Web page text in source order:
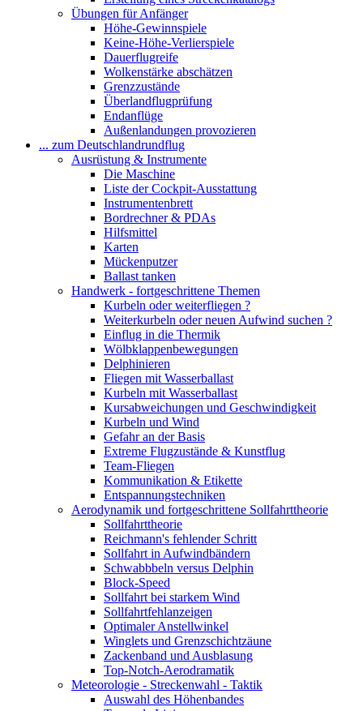
Übungen für Anfänger
Höhe-Gewinnspiele
Keine-Höhe-Verlierspiele
Dauerflugreife
Wolkenstärke abschätzen
Grenzzustände
Überlandflugprüfung
Endanflüge
Außenlandungen provozieren
... zum Deutschlandrundflug
Ausrüstung & Instrumente
Die Maschine
Liste der Cockpit-Ausstattung
Instrumentenbrett
Bordrechner & PDAs
Hilfsmittel
Karten
Mückenputzer
Ballast tanken
Handwerk - fortgeschrittene Themen
Kurbeln oder weiterfliegen ?
Weiterkurbeln oder neuen Aufwind suchen ?
Einflug in die Thermik
Wölbklappenbewegungen
Delphinieren
Fliegen mit Wasserballast
Kurbeln mit Wasserballast
Kursabweichungen und Geschwindigkeit
Kurbeln und Wind
Gefahr an der Basis
Extreme Flugzustände & Kunstflug
Team-Fliegen
Kommunikation & Etikette
Entspannungstechniken
Aerodynamik und fortgeschrittene Sollfahrttheorie
Sollfahrttheorie
Reichmann's fehlender Schritt
Sollfahrt in Aufwindbändern
Schwabbbeln versus Delphin
Block-Speed
Sollfahrt bei starkem Wind
Sollfahrtfehlanzeigen
Optimaler Anstellwinkel
Winglets und Grenzschichtzäune
Zackenband und Ausblasung
Top-Notch-Aerodramatik
Meteorologie - Streckenwahl - Taktik
Auswahl des Höhenbandes